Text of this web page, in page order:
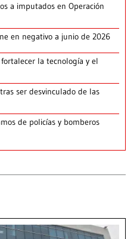
a imputados en Operación
en negativo a junio de 2026
la tecnología y el
ser desvinculado de las
de policías y bomberos